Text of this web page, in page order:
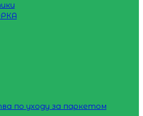
по уходу за паркетом